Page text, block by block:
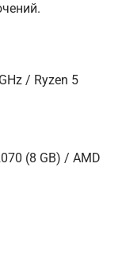
/ Ryzen 5
(8 GB) / AMD